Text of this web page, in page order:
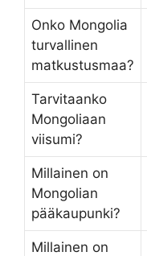
Onko Mongolia
turvallinen
matkustusmaa?
Tarvitaanko
Mongoliaan
viisumi?
Millainen on
Mongolian
pääkaupunki?
Millainen on